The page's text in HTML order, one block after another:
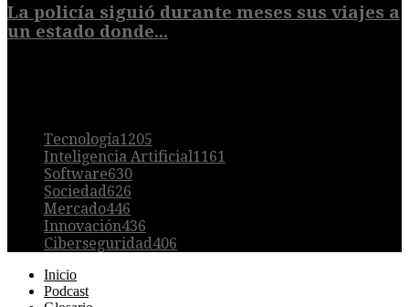
La policía siguió durante meses sus viajes a
un estado donde...
Tecnología1205
Inteligencia Artificial1161
Software630
Sociedad626
Mercado446
Innovación436
Ciberseguridad406
Inicio
Podcast